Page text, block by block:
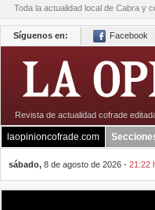
Toda la actualidad local de Cabra y
Síguenos en: Facebook
Revista de actualidad cofrade
laopinioncofrade.com
sábado, 8 de agosto de 2026 - 21:22